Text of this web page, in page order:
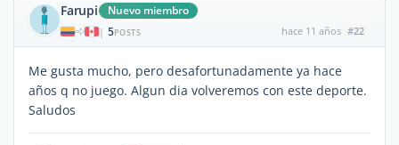
Farupi Nuevo miembro
| 5POSTS hace 11 años #22
Me gusta mucho, pero desafortunadamente ya hace
años q no juego. Algun dia volveremos con este deporte.
Saludos